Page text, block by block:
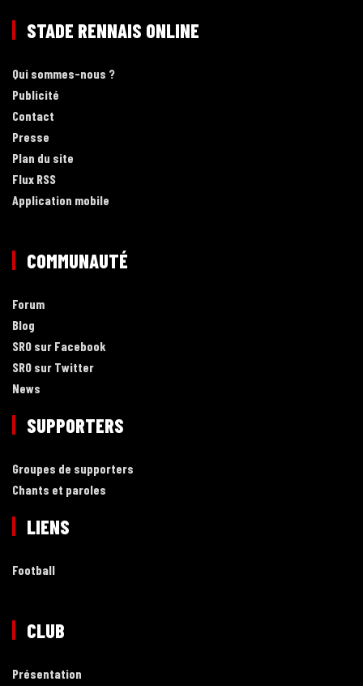
STADE RENNAIS ONLINE
Qui sommes-nous ?
Publicité
Contact
Presse
Plan du site
Flux RSS
Application mobile
COMMUNAUTÉ
Forum
Blog
SRO sur Facebook
SRO sur Twitter
News
SUPPORTERS
Groupes de supporters
Chants et paroles
LIENS
Football
CLUB
Présentation